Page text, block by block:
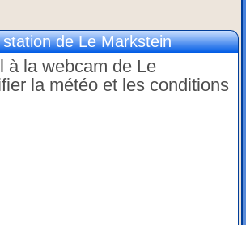
de Le Markstein
à la webcam de Le
la météo et les conditions